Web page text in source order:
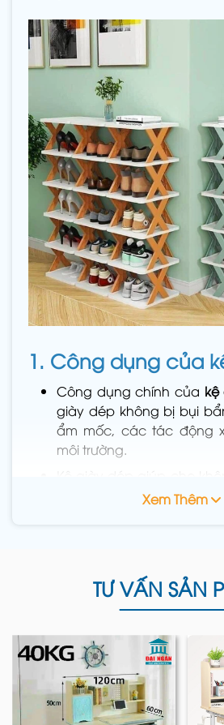
1. Công dụng của
Công dụng chính của kệ
giày dép không bị bụi
ẩm mốc, các tác động
môi trường.
bạn trở nên gọn gàng,
cá tính và thẩm mỹ
chính là điểm ấn
Giá đựng giày dép
chính
kế mẫu mã đa dạng,
ngôi nhà tạo nên phong
Xem Thêm
TƯ VẤN SẢN